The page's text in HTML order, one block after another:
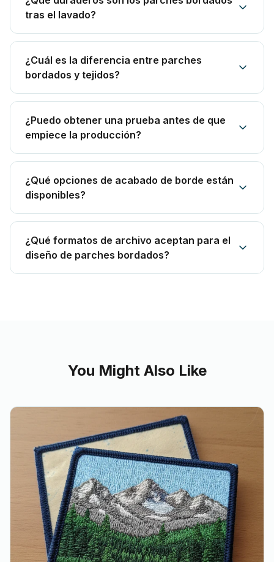
tras el lavado?
¿Cuál es la diferencia entre parches
bordados y tejidos?
¿Puedo obtener una prueba antes de que
empiece la producción?
¿Qué opciones de acabado de borde están
disponibles?
¿Qué formatos de archivo aceptan para el
diseño de parches bordados?
You Might Also Like